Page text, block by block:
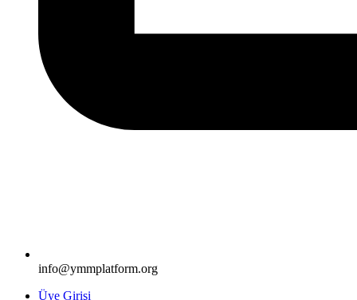
info@ymmplatform.org
Üye Girişi